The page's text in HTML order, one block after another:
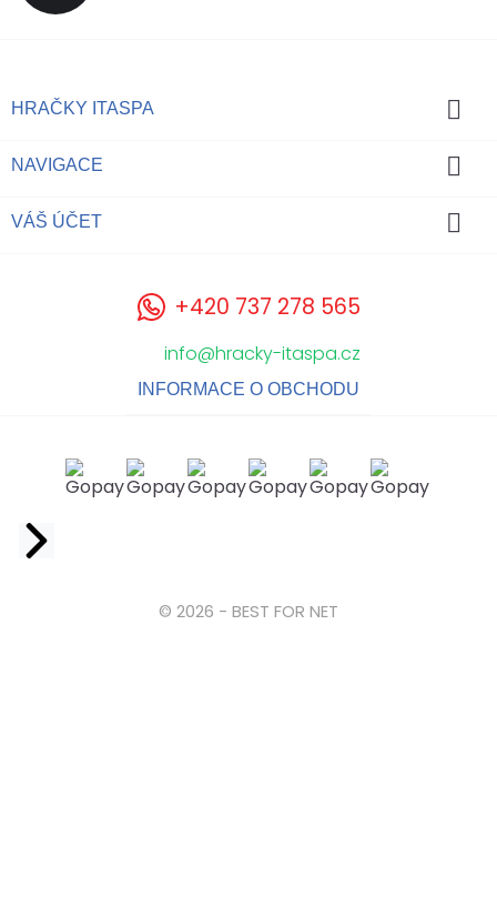
HRAČKY ITASPA 
NAVIGACE 
VÁŠ ÚČET 
+420 737 278 565
info@hracky-itaspa.cz
INFORMACE O OBCHODU
© 2026 - BEST FOR NET